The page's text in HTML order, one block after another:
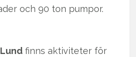
och 90 ton pumpor.
finns aktiviteter för